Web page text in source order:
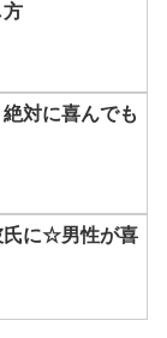
方
対に喜んでも
氏に☆男性が喜